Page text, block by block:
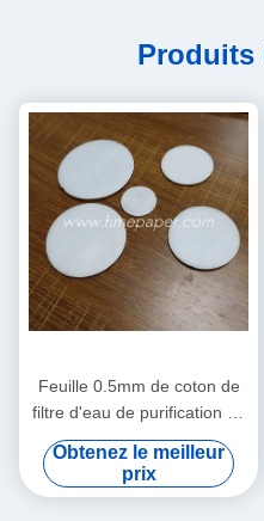
Produits
Feuille 0.5mm de coton de
filtre d'eau de purification de
bouilloire d'eaux
souterraines d'eau du
robinet
Obtenez le meilleur
prix